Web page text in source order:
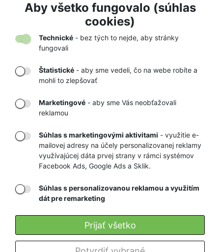
Aby všetko fungovalo (súhlas
cookies)
Technické - bez tých to nejde, aby stránky
fungovali
Štatistické - aby sme vedeli, čo na webe robíte a
mohli to zlepšovať
Marketingové - aby sme Vás neobťažovali
reklamou
Súhlas s marketingovými aktivitami - využitie e-
mailovej adresy na účely personalizovanej reklamy
využívajúcej dáta prvej strany v rámci systémov
Facebook Ads, Google Ads a Sklik.
Súhlas s personalizovanou reklamou a využitím
dát pre remarketing
Prijať všetko
ZVONČEK NA MEDVEDE COGHLANS
7,50 € 7,90 €
TOVARU AŽ K
VÁM DOMOV
OBCHOD
RÝCHLE
DORUČENIE
GARANCIA
NAJNIŽŠÍCH CIEN